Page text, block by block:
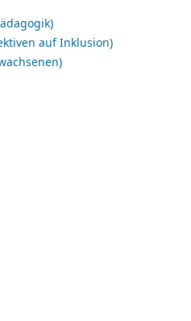
auf Inklusion)